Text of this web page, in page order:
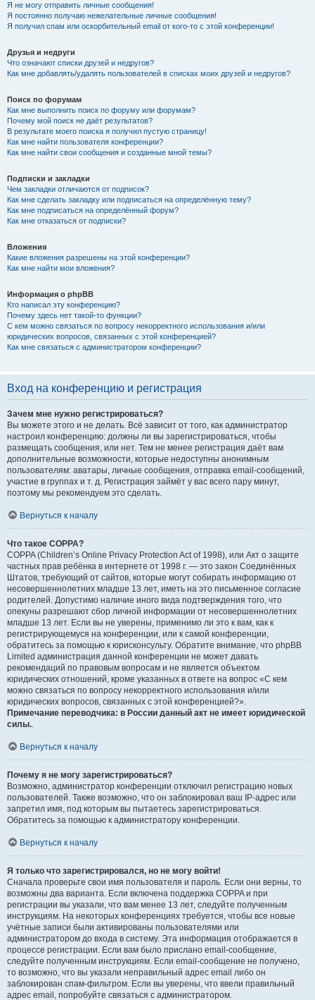
Я не могу отправить личные сообщения!
Я постоянно получаю нежелательные личные сообщения!
Я получил спам или оскорбительный email от кого-то с этой конференции!
Друзья и недруги
Что означают списки друзей и недругов?
Как мне добавлять/удалять пользователей в списках моих друзей и недругов?
Поиск по форумам
Как мне выполнить поиск по форуму или форумам?
Почему мой поиск не даёт результатов?
В результате моего поиска я получил пустую страницу!
Как мне найти пользователя конференции?
Как мне найти свои сообщения и созданные мной темы?
Подписки и закладки
Чем закладки отличаются от подписок?
Как мне сделать закладку или подписаться на определённую тему?
Как мне подписаться на определённый форум?
Как мне отказаться от подписки?
Вложения
Какие вложения разрешены на этой конференции?
Как мне найти мои вложения?
Информация о phpBB
Кто написал эту конференцию?
Почему здесь нет такой-то функции?
С кем можно связаться по вопросу некорректного использования и/или
юридических вопросов, связанных с этой конференцией?
Как мне связаться с администратором конференции?
Вход на конференцию и регистрация
Зачем мне нужно регистрироваться?
Вы можете этого и не делать. Всё зависит от того, как администратор
настроил конференцию: должны ли вы зарегистрироваться, чтобы
размещать сообщения, или нет. Тем не менее регистрация даёт вам
дополнительные возможности, которые недоступны анонимным
пользователям: аватары, личные сообщения, отправка email-сообщений,
участие в группах и т. д. Регистрация займёт у вас всего пару минут,
поэтому мы рекомендуем это сделать.
Вернуться к началу
Что такое COPPA?
COPPA (Children’s Online Privacy Protection Act of 1998), или Акт о защите
частных прав ребёнка в интернете от 1998 г. — это закон Соединённых
Штатов, требующий от сайтов, которые могут собирать информацию от
несовершеннолетних младше 13 лет, иметь на это письменное согласие
родителей. Допустимо наличие иного вида подтверждения того, что
опекуны разрешают сбор личной информации от несовершеннолетних
младше 13 лет. Если вы не уверены, применимо ли это к вам, как к
регистрирующемуся на конференции, или к самой конференции,
обратитесь за помощью к юрисконсульту. Обратите внимание, что phpBB
Limited администрация данной конференции не может давать
рекомендаций по правовым вопросам и не является объектом
юридических отношений, кроме указанных в ответе на вопрос «С кем
можно связаться по вопросу некорректного использования и/или
юридических вопросов, связанных с этой конференцией?».
Примечание переводчика: в России данный акт не имеет юридической
силы..
Вернуться к началу
Почему я не могу зарегистрироваться?
Возможно, администратор конференции отключил регистрацию новых
пользователей. Также возможно, что он заблокировал ваш IP-адрес или
запретил имя, под которым вы пытаетесь зарегистрироваться.
Обратитесь за помощью к администратору конференции.
Вернуться к началу
Я только что зарегистрировался, но не могу войти!
Сначала проверьте свои имя пользователя и пароль. Если они верны, то
возможны два варианта. Если включена поддержка COPPA и при
регистрации вы указали, что вам менее 13 лет, следуйте полученным
инструкциям. На некоторых конференциях требуется, чтобы все новые
учётные записи были активированы пользователями или
администратором до входа в систему. Эта информация отображается в
процессе регистрации. Если вам было прислано email-сообщение,
следуйте полученным инструкциям. Если email-сообщение не получено,
то возможно, что вы указали неправильный адрес email либо он
заблокирован спам-фильтром. Если вы уверены, что ввели правильный
адрес email, попробуйте связаться с администратором.